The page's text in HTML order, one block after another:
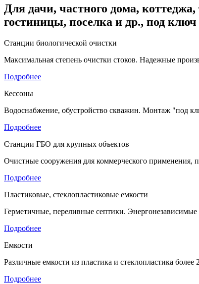
Для дачи, частного дома,
гостиницы, поселка и др., под ключ
Станции биологической очистки
Максимальная степень очистки стоков. Надежные
Подробнее
Кессоны
Водоснабжение, обустройство скважин. Монтаж "под
Подробнее
Станции ГБО для крупных объектов
Очистные сооружения для коммерческого применения,
Подробнее
Пластиковые, стеклопластиковые емкости
Герметичные, переливные септики.
Подробнее
Емкости
Различные емкости из пластика и стеклопластика
Подробнее